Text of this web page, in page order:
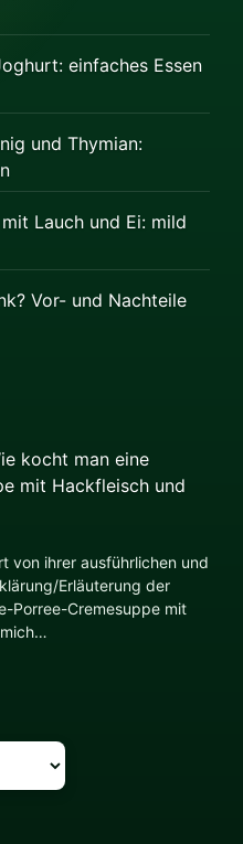
einfaches Essen
und Thymian:
Lauch und Ei: mild
Vor- und Nachteile
kocht man eine
mit Hackfleisch und
von ihrer ausführlichen und
Erläuterung der
Porree-Cremesuppe mit